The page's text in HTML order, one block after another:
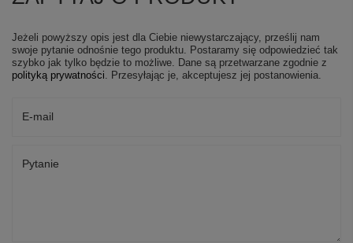
Jeżeli powyższy opis jest dla Ciebie niewystarczający, prześlij nam
swoje pytanie odnośnie tego produktu. Postaramy się odpowiedzieć tak
szybko jak tylko będzie to możliwe. Dane są przetwarzane zgodnie z
polityką prywatności. Przesyłając je, akceptujesz jej postanowienia.
E-mail
Pytanie